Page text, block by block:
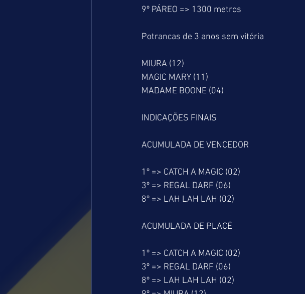
9º PÁREO => 1300 metros
Potrancas de 3 anos sem vitória
MIURA (12)
MAGIC MARY (11)
MADAME BOONE (04)
INDICAÇÕES FINAIS
ACUMULADA DE VENCEDOR
1º => CATCH A MAGIC (02)
3º => REGAL DARF (06)
8º => LAH LAH LAH (02)
ACUMULADA DE PLACÉ
1º => CATCH A MAGIC (02)
3º => REGAL DARF (06)
8º => LAH LAH LAH (02)